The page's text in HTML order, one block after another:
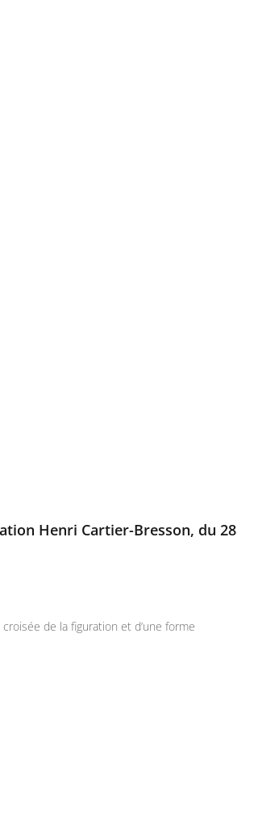
Henri Cartier-Bresson, du 28
de la figuration et d’une forme